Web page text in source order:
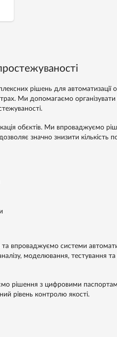
рішень для
Ми допомагаємо
обєктів. Ми впроваджуємо
значно знизити кількість
системи
моделювання, тестування
рішення з цифровими
рівень контролю якості.